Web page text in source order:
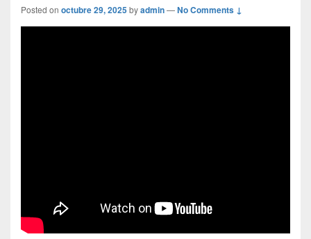
Posted on octubre 29, 2025byadmin—No Comments ↓